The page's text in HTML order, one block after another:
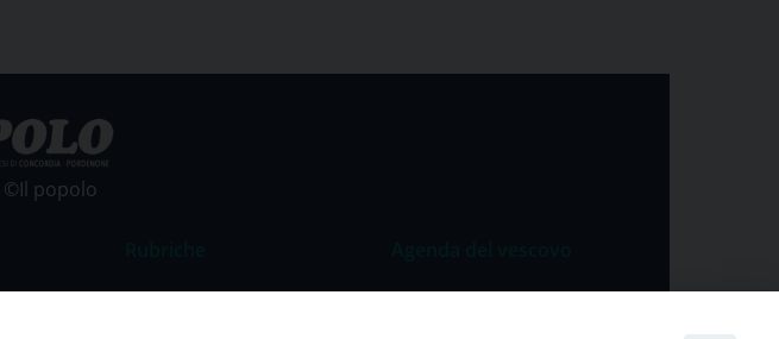
©Il popolo
Commento al Vangelo
Agenda del vescovo